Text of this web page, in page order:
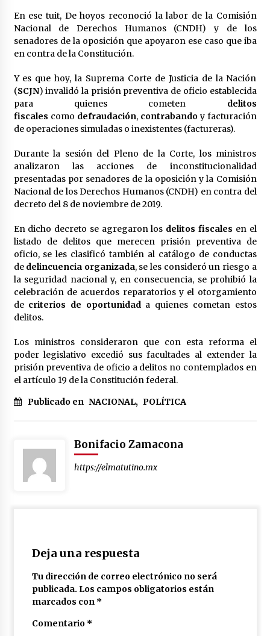
2 meses atrás
Trump asegura que barcos cargados de
petróleo están empezando a salir de Ormuz
México libraría posible arancel de EE.UU. en
85% de sus exportaciones
2 meses atrás
En ese tuit, De hoyos reconoció la labor de la Comisión
Nacional de Derechos Humanos (CNDH) y de los
senadores de la oposición que apoyaron ese caso que iba
en contra de la Constitución.
Y es que hoy, la Suprema Corte de Justicia de la Nación
(SCJN) invalidó la prisión preventiva de oficio establecida
para quienes cometen delitos
fiscales como defraudación, contrabandoy facturación
de operaciones simuladas o inexistentes (factureras).
Durante la sesión del Pleno de la Corte, los ministros
analizaron las acciones de inconstitucionalidad
presentadas por senadores de la oposición y la Comisión
Nacional de los Derechos Humanos (CNDH) en contra del
decreto del 8 de noviembre de 2019.
En dicho decreto se agregaron los delitos fiscales en el
listado de delitos que merecen prisión preventiva de
oficio, se les clasificó también al catálogo de conductas
de delincuencia organizada, se les consideró un riesgo a
la seguridad nacional y, en consecuencia, se prohibió la
celebración de acuerdos reparatorios y el otorgamiento
de criterios de oportunidad a quienes cometan estos
delitos.
Los ministros consideraron que con esta reforma el
poder legislativo excedió sus facultades al extender la
prisión preventiva de oficio a delitos no contemplados en
el artículo 19 de la Constitución federal.
Publicado en NACIONAL, POLÍTICA
Bonifacio Zamacona
https://elmatutino.mx
Deja una respuesta
Tu dirección de correo electrónico no será
publicada. Los campos obligatorios están
marcados con *
Comentario *